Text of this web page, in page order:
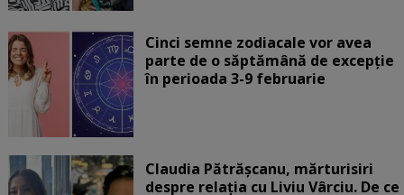
Cinci semne zodiacale vor avea
parte de o săptămână de excepție
în perioada 3-9 februarie
Claudia Pătrășcanu, mărturisiri
despre relația cu Liviu Vârciu. De ce